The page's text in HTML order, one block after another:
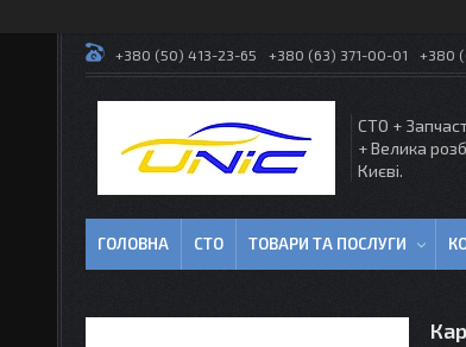
+380 (50) 413-23-65 +380 (63) 371-00-01 +380
СТО +
+ Велика
Києві.
ГОЛОВНА СТО ТОВАРИ ТА ПОСЛУГИ